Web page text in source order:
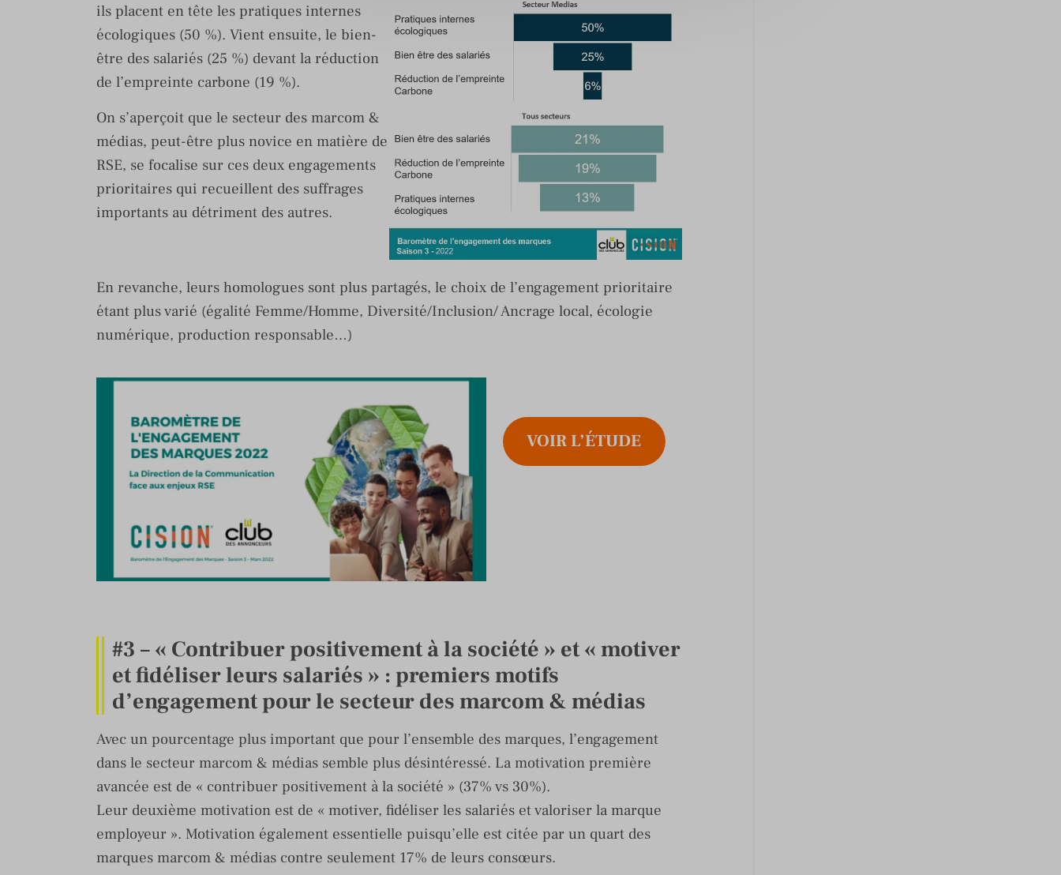
ils placent en tête les pratiques internes
écologiques (50 %). Vient ensuite, le bien-
être des salariés (25 %) devant la réduction
de l’empreinte carbone (19 %).
On s’aperçoit que le secteur des marcom &
médias, peut-être plus novice en matière de
RSE, se focalise sur ces deux engagements
prioritaires qui recueillent des suffrages
importants au détriment des autres.
En revanche, leurs homologues sont plus partagés, le choix de l’engagement prioritaire
étant plus varié (égalité Femme/Homme, Diversité/Inclusion/ Ancrage local, écologie
numérique, production responsable…)
VOIR L’ÉTUDE
#3 – « Contribuer positivement à la société » et « motiver
et fidéliser leurs salariés » : premiers motifs
d’engagement pour le secteur des marcom & médias
Avec un pourcentage plus important que pour l’ensemble des marques, l’engagement
dans le secteur marcom & médias semble plus désintéressé. La motivation première
avancée est de « contribuer positivement à la société » (37% vs 30%).
Leur deuxième motivation est de « motiver, fidéliser les salariés et valoriser la marque
employeur ». Motivation également essentielle puisqu’elle est citée par un quart des
marques marcom & médias contre seulement 17% de leurs consœurs.